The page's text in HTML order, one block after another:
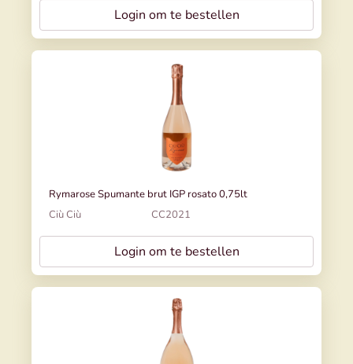
Login om te bestellen
Rymarose Spumante brut IGP rosato 0,75lt
Ciù Ciù
CC2021
Login om te bestellen